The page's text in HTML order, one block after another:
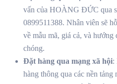
vấn của HOÀNG ĐỨC qua
0899511388. Nhân viên sẽ
về mẫu mã, giá cả, và hướng
chóng.
Đặt hàng qua mạng xã hội:
hàng thông qua các nền